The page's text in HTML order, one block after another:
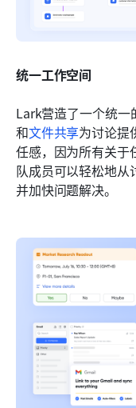
统一工作空间
Lark营造了一个统一
和文件共享为讨论提
任感，因为所有关于
队成员可以轻松地从
并加快问题解决。